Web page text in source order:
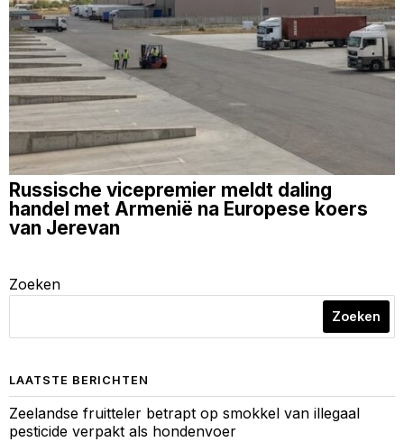
Russische vicepremier meldt daling
handel met Armenië na Europese koers
van Jerevan
Zoeken
Zoeken
LAATSTE BERICHTEN
Zeelandse fruitteler betrapt op smokkel van illegaal
pesticide verpakt als hondenvoer